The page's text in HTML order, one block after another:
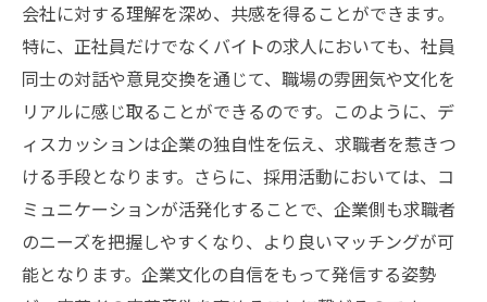
ディスカッションを活用した未来の人材育
成
採用活動の効率化を図る新しい方法論
正社員採用成功への道ディスカッションを活用
した応募戦略
正社員採用でのディスカッション活用テク
ニック
応募者の本音を引き出すコミュニケーショ
ン術
会社に対する理解を深め、共感を得ることができます。
特に、正社員だけでなくバイトの求人においても、社員
同士の対話や意見交換を通じて、職場の雰囲気や文化を
リアルに感じ取ることができるのです。このように、デ
ィスカッションは企業の独自性を伝え、求職者を惹きつ
ける手段となります。さらに、採用活動においては、コ
ミュニケーションが活発化することで、企業側も求職者
のニーズを把握しやすくなり、より良いマッチングが可
能となります。企業文化の自信をもって発信する姿勢